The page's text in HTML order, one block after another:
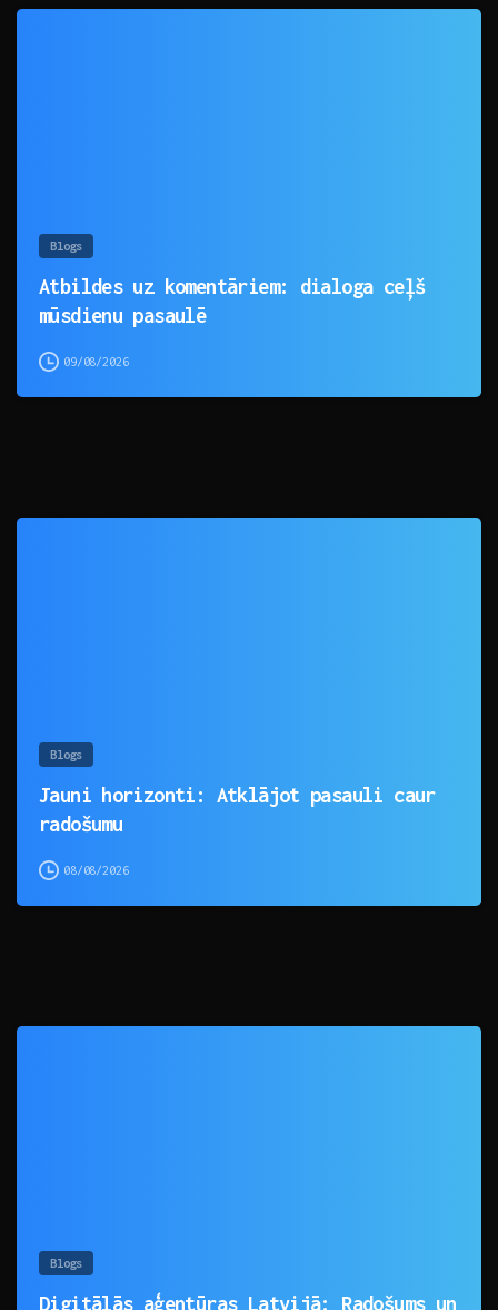
Blogs
Atbildes uz komentāriem: dialoga ceļš
mūsdienu pasaulē
09/08/2026
Blogs
Jauni horizonti: Atklājot pasauli caur
radošumu
08/08/2026
Blogs
Digitālās aģentūras Latvijā: Radošums un